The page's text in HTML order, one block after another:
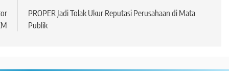
PROPER Jadi Tolak Ukur Reputasi Perusahaan di Mata
Publik